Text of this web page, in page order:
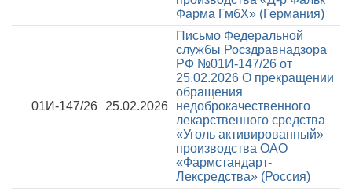
Фарма ГмбХ» (Германия)
01И-147/26 25.02.2026
Письмо Федеральной
службы Росздравнадзора
РФ №01И-147/26 от
25.02.2026 О прекращении
обращения
недоброкачественного
лекарственного средства
«Уголь активированный»
производства ОАО
«Фармстандарт-
Лексредства» (Россия)